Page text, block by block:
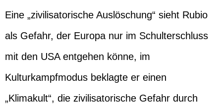
Eine „zivilisatorische Auslöschung“ sieht Rubio
als Gefahr, der Europa nur im Schulterschluss
mit den USA entgehen könne, im
Kulturkampfmodus beklagte er einen
„Klimakult“, die zivilisatorische Gefahr durch